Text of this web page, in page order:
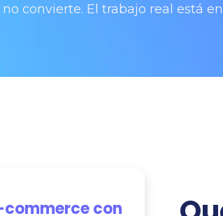
no convierte. El trabajo real está
commerce con